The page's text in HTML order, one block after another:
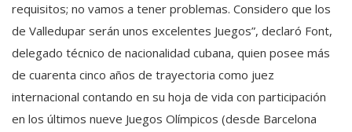
requisitos; no vamos a tener problemas. Considero que los
de Valledupar serán unos excelentes Juegos”, declaró Font,
delegado técnico de nacionalidad cubana, quien posee más
de cuarenta cinco años de trayectoria como juez
internacional contando en su hoja de vida con participación
en los últimos nueve Juegos Olímpicos (desde Barcelona